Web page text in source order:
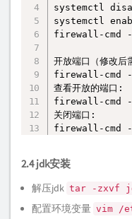
systemctl
systemctl
firewall-cmd
开放端口（修改后
firewall-cmd
查看开放的端口:
firewall-cmd
关闭端口:
firewall-cmd
2.4 jdk安装
解压jdk tar -zxvf
配置环境变量 vim /